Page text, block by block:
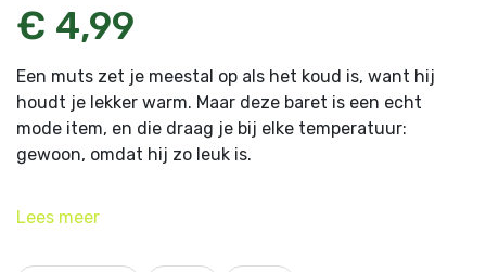
€ 4,99
Een muts zet je meestal op als het koud is, want hij
houdt je lekker warm. Maar deze baret is een echt
mode item, en die draag je bij elke temperatuur:
gewoon, omdat hij zo leuk is.
door Bérita van den Bedem, chanylou.nl.
Lees meer